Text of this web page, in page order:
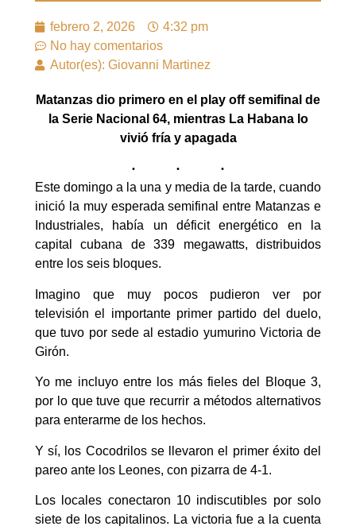
febrero 2, 2026
4:32 pm
No hay comentarios
Autor(es): Giovanni Martinez
Matanzas dio primero en el play off semifinal de
la Serie Nacional 64, mientras La Habana lo
vivió fría y apagada
Este domingo a la una y media de la tarde, cuando
inició la muy esperada semifinal entre Matanzas e
Industriales, había un déficit energético en la
capital cubana de 339 megawatts, distribuidos
entre los seis bloques.
Imagino que muy pocos pudieron ver por
televisión el importante primer partido del duelo,
que tuvo por sede al estadio yumurino Victoria de
Girón.
Yo me incluyo entre los más fieles del Bloque 3,
por lo que tuve que recurrir a métodos alternativos
para enterarme de los hechos.
Y sí, los Cocodrilos se llevaron el primer éxito del
pareo ante los Leones, con pizarra de 4-1.
Los locales conectaron 10 indiscutibles por solo
siete de los capitalinos. La victoria fue a la cuenta